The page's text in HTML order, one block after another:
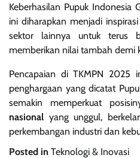
Keberhasilan Pupuk Indonesia
ini diharapkan menjadi
sektor lainnya untuk terus
memberikan nilai tambah demi
Pencapaian di TKMPN 2025
penghargaan yang dicatat
semakin memperkuat
nasional yang unggul,
perkembangan industri dan
Posted in Teknologi & Inovasi